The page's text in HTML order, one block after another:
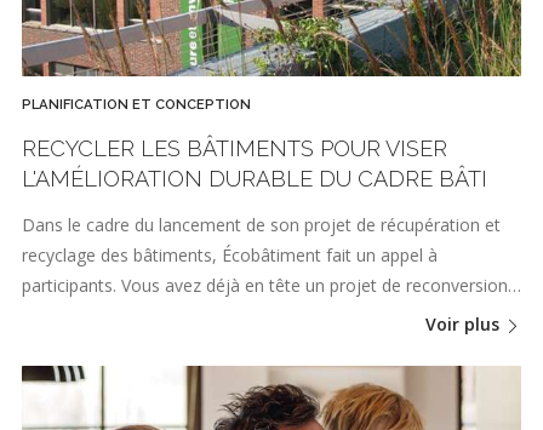
PLANIFICATION ET CONCEPTION
RECYCLER LES BÂTIMENTS POUR VISER
L'AMÉLIORATION DURABLE DU CADRE BÂTI
Dans le cadre du lancement de son projet de récupération et
recyclage des bâtiments, Écobâtiment fait un appel à
participants. Vous avez déjà en tête un projet de reconversion…
Voir plus